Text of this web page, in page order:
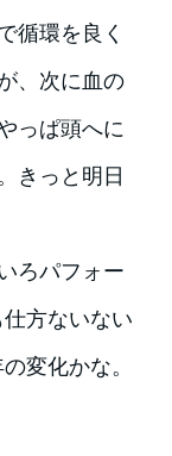
循環を良く
、次に血の
っぱ頭へに
きっと明日
ろパフォー
方ないない
変化かな。